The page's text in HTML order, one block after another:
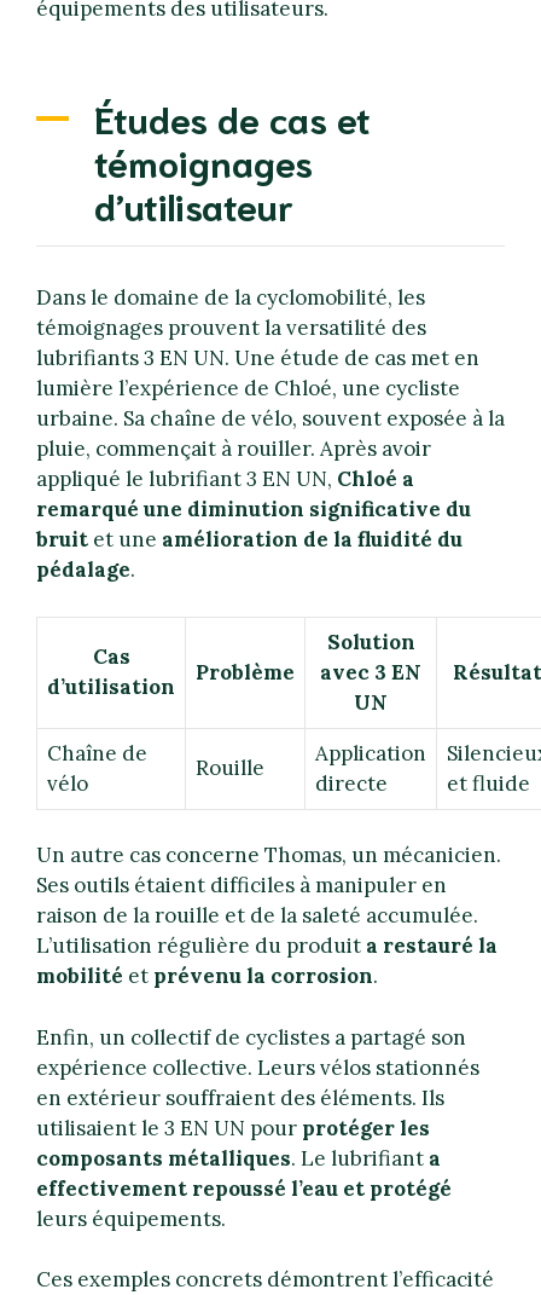
équipements des utilisateurs.
Études de cas et
témoignages
d’utilisateur
Dans le domaine de la cyclomobilité, les
témoignages prouvent la versatilité des
lubrifiants 3 EN UN. Une étude de cas met en
lumière l’expérience de Chloé, une cycliste
urbaine. Sa chaîne de vélo, souvent exposée à la
pluie, commençait à rouiller. Après avoir
appliqué le lubrifiant 3 EN UN, Chloé a
remarqué une diminution significative du
bruit et une amélioration de la fluidité du
pédalage.
Cas
d’utilisation
Problème
Solution
avec 3 EN
UN
Résultat
Chaîne de
vélo
Rouille
Application
directe
et fluide
Un autre cas concerne Thomas, un mécanicien.
Ses outils étaient difficiles à manipuler en
raison de la rouille et de la saleté accumulée.
L’utilisation régulière du produit a restauré la
mobilité et prévenu la corrosion.
Enfin, un collectif de cyclistes a partagé son
expérience collective. Leurs vélos stationnés
en extérieur souffraient des éléments. Ils
utilisaient le 3 EN UN pour protéger les
composants métalliques. Le lubrifiant a
effectivement repoussé l’eau et protégé
leurs équipements.
Ces exemples concrets démontrent l’efficacité